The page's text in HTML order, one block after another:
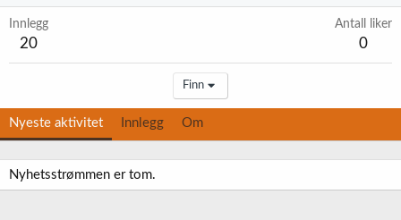
Innlegg
20
Antall liker
0
Finn
Nyeste aktivitet Innlegg Om
Nyhetsstrømmen er tom.